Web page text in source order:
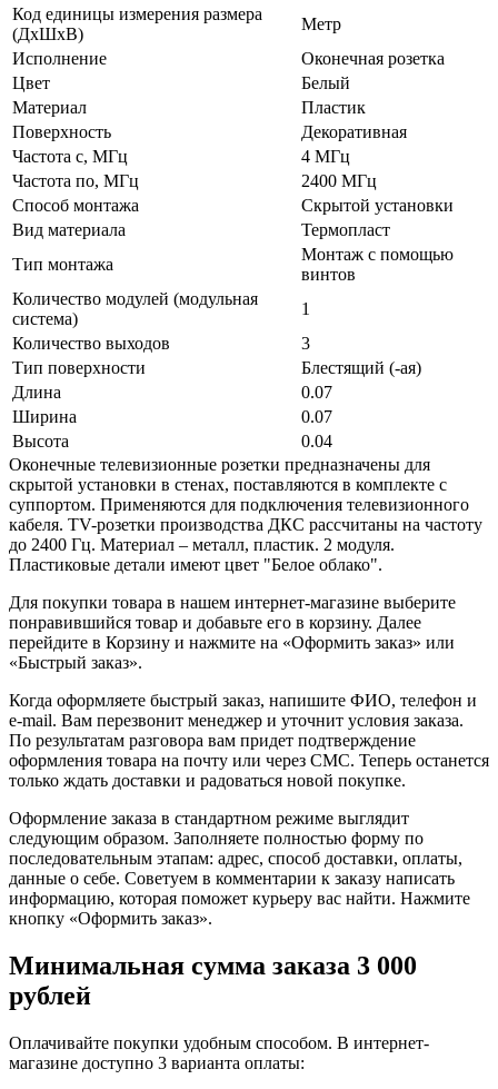
Код единицы измерения размера
(ДхШхВ)
Метр
Исполнение
Оконечная розетка
Цвет
Белый
Материал
Пластик
Поверхность
Декоративная
Частота с, МГц
4 МГц
Частота по, МГц
2400 МГц
Способ монтажа
Скрытой установки
Вид материала
Термопласт
Тип монтажа
Монтаж с помощью
винтов
Количество модулей (модульная
система)
1
Количество выходов
3
Тип поверхности
Блестящий (-ая)
Длина
0.07
Ширина
0.07
Высота
0.04
Оконечные телевизионные розетки предназначены для
скрытой установки в стенах, поставляются в комплекте с
суппортом. Применяются для подключения телевизионного
кабеля. TV-розетки производства ДКС рассчитаны на частоту
до 2400 Гц. Материал – металл, пластик. 2 модуля.
Пластиковые детали имеют цвет "Белое облако".
Для покупки товара в нашем интернет-магазине выберите
понравившийся товар и добавьте его в корзину. Далее
перейдите в Корзину и нажмите на «Оформить заказ» или
«Быстрый заказ».
Когда оформляете быстрый заказ, напишите ФИО, телефон и
e-mail. Вам перезвонит менеджер и уточнит условия заказа.
По результатам разговора вам придет подтверждение
оформления товара на почту или через СМС. Теперь останется
только ждать доставки и радоваться новой покупке.
Оформление заказа в стандартном режиме выглядит
следующим образом. Заполняете полностью форму по
последовательным этапам: адрес, способ доставки, оплаты,
данные о себе. Советуем в комментарии к заказу написать
информацию, которая поможет курьеру вас найти. Нажмите
кнопку «Оформить заказ».
Минимальная сумма заказа 3 000
рублей
Оплачивайте покупки удобным способом. В интернет-
магазине доступно 3 варианта оплаты: